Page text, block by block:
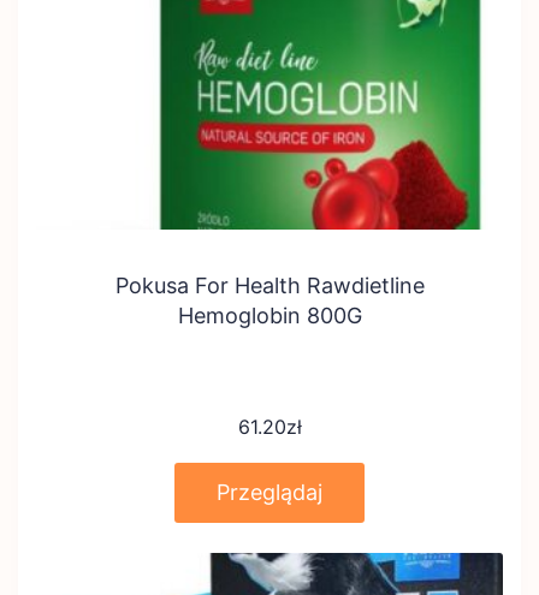
Pokusa For Health Rawdietline
Hemoglobin 800G
61.20zł
Przeglądaj